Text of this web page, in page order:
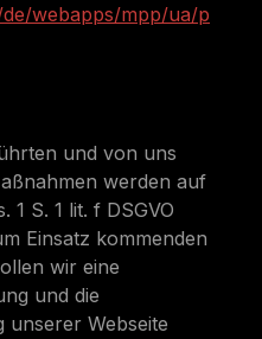
webapps/mpp/ua/p
und von uns
werden auf
1 S. 1 lit. f DSGVO
Einsatz kommenden
wir eine
und die
unserer Webseite